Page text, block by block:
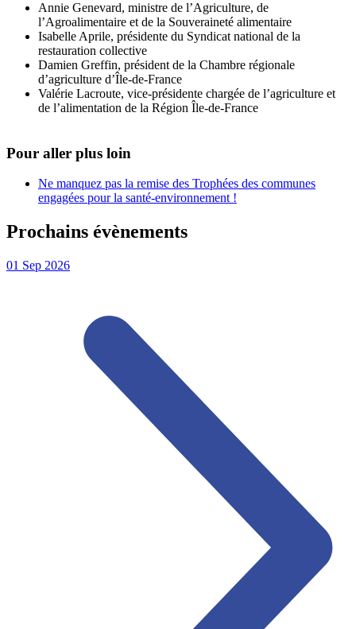
Annie Genevard, ministre de l’Agriculture, de
l’Agroalimentaire et de la Souveraineté alimentaire
Isabelle Aprile, présidente du Syndicat national de la
restauration collective
Damien Greffin, président de la Chambre régionale
d’agriculture d’Île-de-France
Valérie Lacroute, vice-présidente chargée de l’agriculture et
de l’alimentation de la Région Île-de-France
Pour aller plus loin
Ne manquez pas la remise des Trophées des communes
engagées pour la santé-environnement !
Prochains évènements
01 Sep 2026